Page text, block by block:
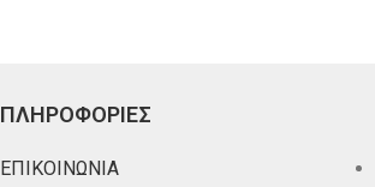
ΠΛΗΡΟΦΟΡΙΕΣ
ΕΠΙΚΟΙΝΩΝΙΑ